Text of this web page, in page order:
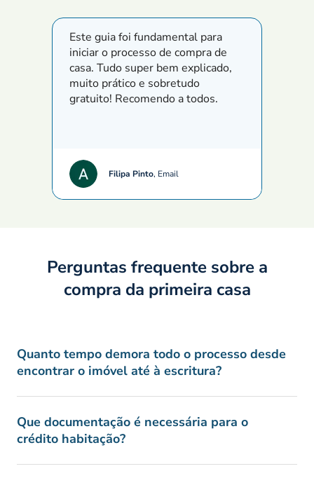
Este guia foi fundamental para
iniciar o processo de compra de
casa. Tudo super bem explicado,
muito prático e sobretudo
gratuito! Recomendo a todos.
Filipa Pinto, Email
Perguntas frequente sobre a
compra da primeira casa
Quanto tempo demora todo o processo desde
encontrar o imóvel até à escritura?
Que documentação é necessária para o
crédito habitação?